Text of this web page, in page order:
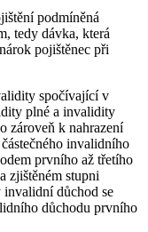
podmíněná
tedy dávka, která
pojištěnec při
spočívající v
plné a invalidity
zároveň k nahrazení
invalidního
prvního až třetího
zjištěném stupni
důchod se
důchodu prvního